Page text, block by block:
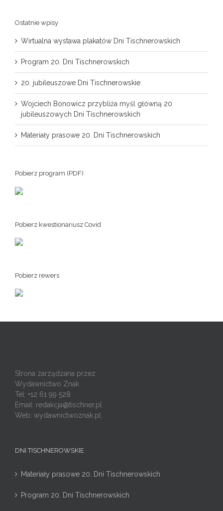
Ostatnie wpisy
Wirtualna wystawa plakatów Dni Tischnerowskich
Program 20. Dni Tischnerowskich
20. jubileuszowe Dni Tischnerowskie
Wojciech Bonowicz przybliża myśl główną 20
jubileuszowych Dni Tischnerowskich
Materiały prasowe 20. Dni Tischnerowskich
Pobierz program (PDF)
Pobierz kwestionariusz Covid
Pobierz rewers
Strona zarządzana przez
Wydawnictwo Znak
Tel: +12 61 99 528
Email: redakcja@tischner.pl
Web: wydawnictwoznak.pl
DNI TISCHNEROWSKIE
Materiały prasowe 20. Dni Tischnerowskich
Program 20. Dni Tischnerowskich